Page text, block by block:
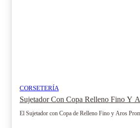
CORSETERÍA
Sujetador Con Copa Relleno Fino Y
El Sujetador con Copa de Relleno Fino y Aros